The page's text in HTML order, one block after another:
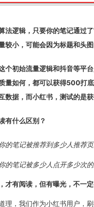
法逻辑，只要你的笔记通过
较小，可能会因为标题和头
个初始流量逻辑和抖音等平
量如何，都可以获得500打
数据，而小红书，测试的是
有什么区别？
的笔记被推荐到多少人推荐
的笔记被多少人点开多少次
才有阅读，但有曝光，不一
理，我们作为小红书用户，